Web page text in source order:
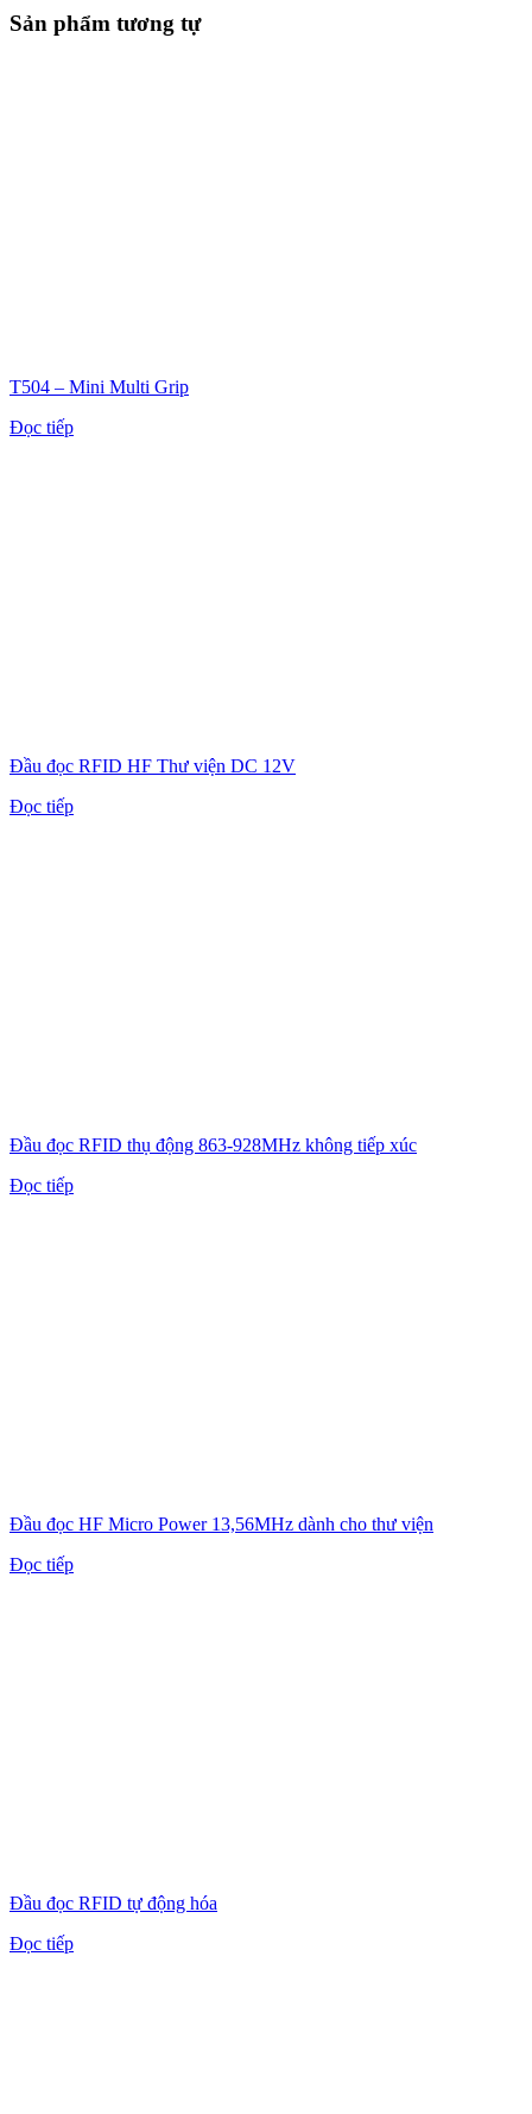
Sản phẩm tương tự
T504 – Mini Multi Grip
Đọc tiếp
Đầu đọc RFID HF Thư viện DC 12V
Đọc tiếp
Đầu đọc RFID thụ động 863-928MHz không tiếp xúc
Đọc tiếp
Đầu đọc HF Micro Power 13,56MHz dành cho thư viện
Đọc tiếp
Đầu đọc RFID tự động hóa
Đọc tiếp